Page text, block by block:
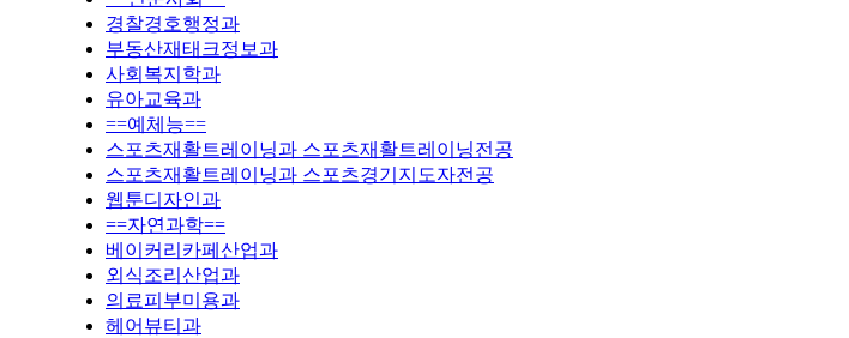
경찰경호행정과
부동산재태크정보과
사회복지학과
유아교육과
==예체능==
스포츠재활트레이닝과 스포츠재활트레이닝전공
스포츠재활트레이닝과 스포츠경기지도자전공
웹툰디자인과
==자연과학==
베이커리카페산업과
외식조리산업과
의료피부미용과
헤어뷰티과